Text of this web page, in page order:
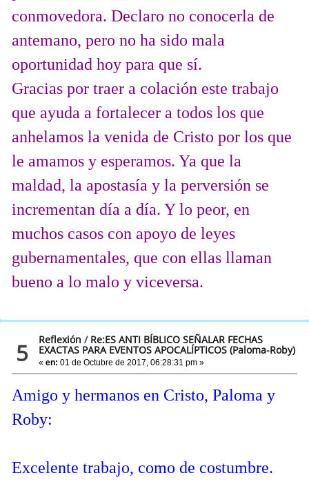
conmovedora. Declaro no conocerla de
antemano, pero no ha sido mala
oportunidad hoy para que sí.
Gracias por traer a colación este trabajo
que ayuda a fortalecer a todos los que
anhelamos la venida de Cristo por los que
le amamos y esperamos. Ya que la
maldad, la apostasía y la perversión se
incrementan día a día. Y lo peor, en
muchos casos con apoyo de leyes
gubernamentales, que con ellas llaman
bueno a lo malo y viceversa.
5 Reflexión / Re:ES ANTI BÍBLICO SEÑALAR FECHAS
EXACTAS PARA EVENTOS APOCALÍPTICOS (Paloma-Roby)
«en: 01 de Octubre de 2017, 06:28:31 pm »
Amigo y hermanos en Cristo, Paloma y
Roby:
Excelente trabajo, como de costumbre.